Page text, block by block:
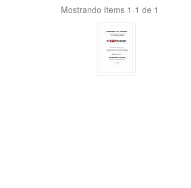
Mostrando ítems 1-1 de 1